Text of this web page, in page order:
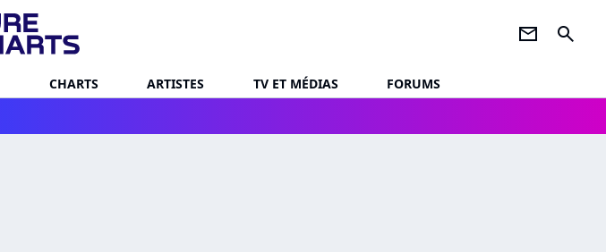
newsletter search
CHARTS ARTISTES TV ET MÉDIAS
FORUMS